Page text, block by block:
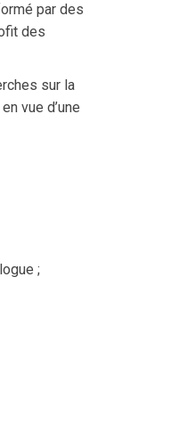
par des
des
sur la
vue d’une
;